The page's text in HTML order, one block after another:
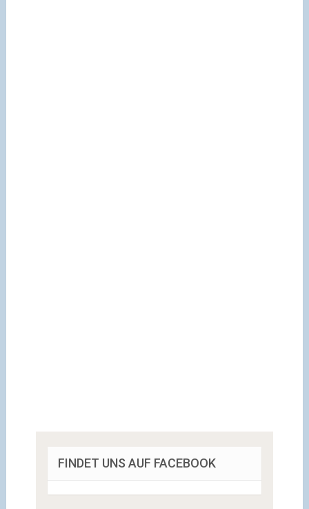
FINDET UNS AUF FACEBOOK